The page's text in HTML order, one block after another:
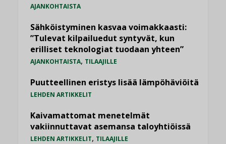
AJANKOHTAISTA
Sähköistyminen kasvaa voimakkaasti:
”Tulevat kilpailuedut syntyvät, kun
erilliset teknologiat tuodaan yhteen”
AJANKOHTAISTA, TILAAJILLE
Puutteellinen eristys lisää lämpöhäviöitä
LEHDEN ARTIKKELIT
Kaivamattomat menetelmät
vakiinnuttavat asemansa taloyhtiöissä
LEHDEN ARTIKKELIT, TILAAJILLE